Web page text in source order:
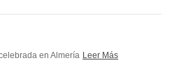
en Almería Leer Más